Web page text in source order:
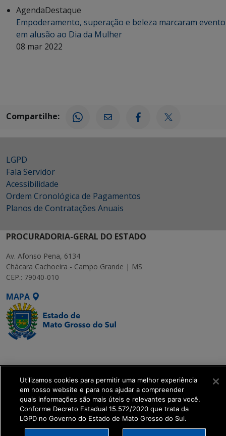
AgendaDestaque
Empoderamento, superação e beleza marcaram evento
em alusão ao Dia da Mulher
08 mar 2022
Compartilhe:
LGPD
Fala Servidor
Acessibilidade
Ordem Cronológica de Pagamentos
Planos de Contratações Anuais
PROCURADORIA-GERAL DO ESTADO
Av. Afonso Pena, 6134
Chácara Cachoeira - Campo Grande | MS
CEP.: 79040-010
MAPA
Executiva de
Transformação Digital
get_footer();
Utilizamos cookies para permitir uma melhor experiência
em nosso website e para nos ajudar a compreender
quais informações são mais úteis e relevantes para você.
Conforme Decreto Estadual 15.572/2020 que trata da
LGPD no Governo do Estado de Mato Grosso do Sul.